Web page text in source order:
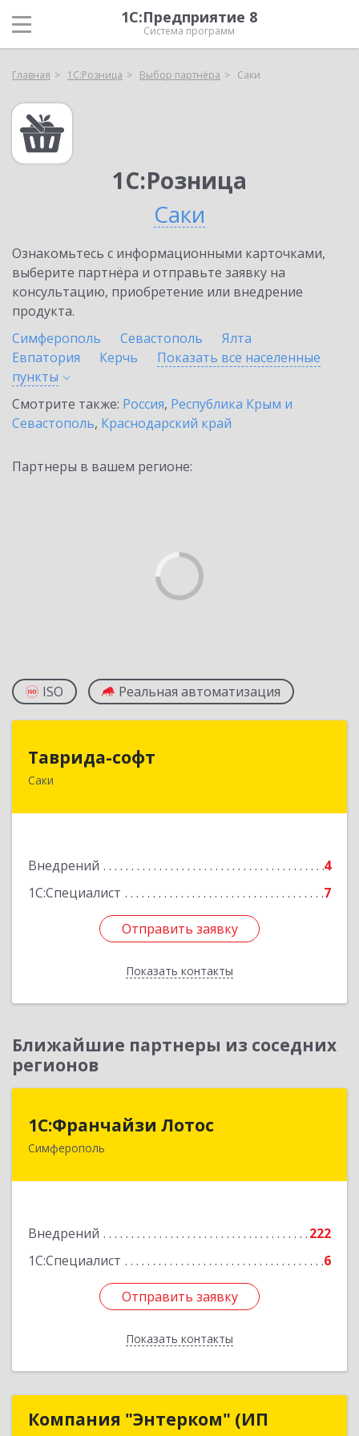
1С:Предприятие 8
Система программ
Главная 1С:Розница Выбор партнёра Саки
1С:Розница
Саки
Ознакомьтесь с информационными карточками,
выберите партнёра и отправьте заявку на
консультацию, приобретение или внедрение
продукта.
Симферополь
Севастополь
Ялта
Евпатория
Керчь
Показать все населенные
пункты
Смотрите также: Россия, Республика Крым и
Севастополь, Краснодарский край
Партнеры в вашем регионе:
ISO Реальная автоматизация
Таврида-софт
Саки
Внедрений
4
1С:Специалист
7
Отправить заявку
Показать контакты
Подробнее
Отправить заявку
Назад
Ближайшие партнеры из соседних
регионов
1С:Франчайзи Лотос
Симферополь
Внедрений
222
1С:Специалист
6
Отправить заявку
Показать контакты
295029, Крым Респ, Симферополь г, им
Отправить заявку
Назад
Компания "Энтерком" (ИП
Компания "Энтерком" (ИП